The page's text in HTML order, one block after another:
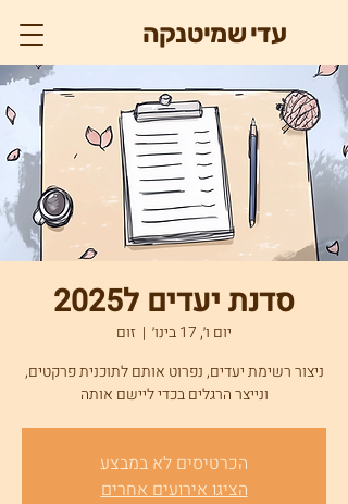
עדי שמיטנקה
סדנת יעדים ל2025
יום ו׳, 17 בינו׳
  |
זום
ניצור רשימת יעדים, נפרוט אותם לתוכנית פרקטים,
ונייצר הרגלים בכדי ליישם אותה
הכרטיסים לא במבצע
הציגו אירועים אחרים